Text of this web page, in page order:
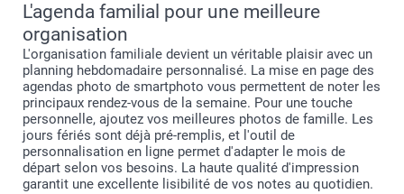
L'agenda familial pour une meilleure
organisation
L'organisation familiale devient un véritable plaisir avec un
planning hebdomadaire personnalisé. La mise en page des
agendas photo de smartphoto vous permettent de noter les
principaux rendez-vous de la semaine. Pour une touche
personnelle, ajoutez vos meilleures photos de famille. Les
jours fériés sont déjà pré-remplis, et l'outil de
personnalisation en ligne permet d'adapter le mois de
départ selon vos besoins. La haute qualité d'impression
garantit une excellente lisibilité de vos notes au quotidien.